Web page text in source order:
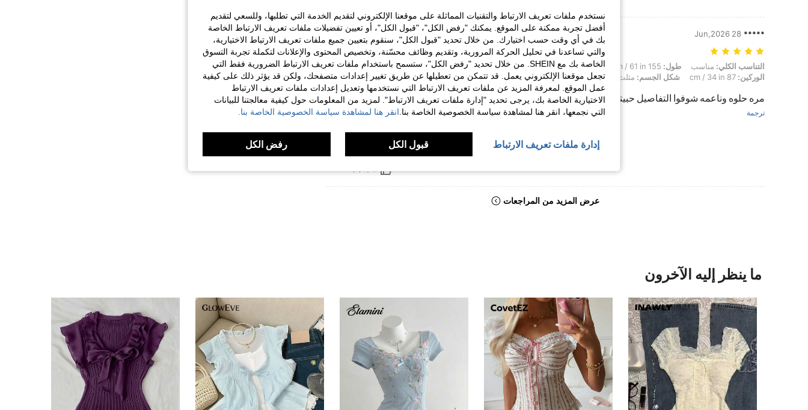
*****
28 Jun,2026
التناسب الكلي: مناسب, طول: 155 cm / 61 in, الوزن: 45 kg / 99 lbs, تمثال نصفي: 75 cm / 30 in, الخصر: 62 cm / 24 in, الوركين: 87 cm / 34 in, شكل الجسم: مثلث مقلوب, لون: وردي, مقاس: S
التناسب الكلي: مناسب طول: الوزن: تمثال نصفي:75 cm / 30 in الخصر:62 cm / 24 in
الوركين:
شكل الجسم: مثلث مقلوب لون:وردي مقاس: S
مره حلوه وناعمه شوفوا التفاصيل حبيتها مره🥹🎀
ترجمة
عرض المزيد من المراجعات
ما ينظر إليه الآخرون
نستخدم ملفات تعريف الارتباط والتقنيات المماثلة على موقعنا الإلكتروني لتقديم الخدمة التي تطلبها، وللسعي لتقديم
أفضل تجربة ممكنة على الموقع. يمكنك "رفض الكل"، "قبول الكل"، أو تعيين تفضيلات ملفات تعريف الارتباط الخاصة
بك في أي وقت حسب اختيارك. من خلال تحديد "قبول الكل"، سنقوم بتعيين جميع ملفات تعريف الارتباط الاختيارية،
والتي تساعدنا في تحليل الحركة المرورية، وتقديم وظائف محسّنة، وتخصيص المحتوى والإعلانات لتكملة تجربة التسوق
الخاصة بك مع SHEIN. من خلال تحديد "رفض الكل"، ستسمح باستخدام ملفات تعريف الارتباط الضرورية فقط التي
تجعل موقعنا الإلكتروني يعمل. قد تتمكن من تعطيلها عن طريق تغيير إعدادات متصفحك، ولكن قد يؤثر ذلك على كيفية
عمل الموقع. لمعرفة المزيد عن ملفات تعريف الارتباط التي نستخدمها وتعديل إعدادات ملفات تعريف الارتباط
الاختيارية الخاصة بك، يرجى تحديد "إدارة ملفات تعريف الارتباط". لمزيد من المعلومات حول كيفية معالجتنا للبيانات
التي نجمعها، انقر هنا لمشاهدة سياسة الخصوصية الخاصة بنا. انقر هنا لمشاهدة سياسة الخصوصية الخاصة بنا.
إدارة ملفات تعريف الارتباط قبول الكل رفض الكل